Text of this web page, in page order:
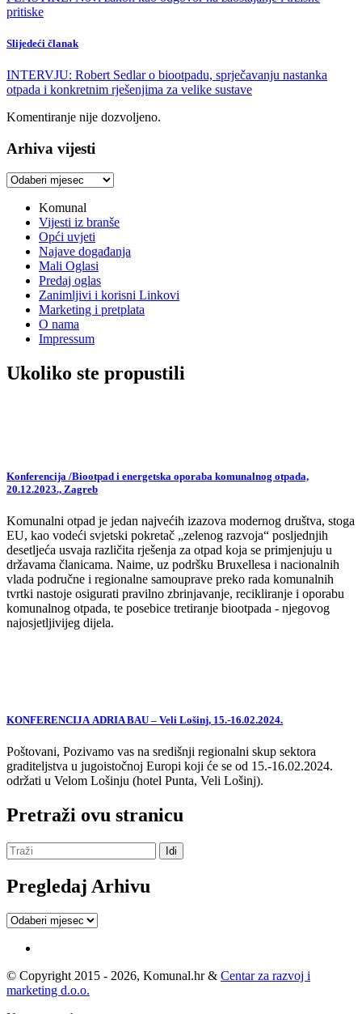
pritiske
Slijedeći članak
INTERVJU: Robert Sedlar o biootpadu, sprječavanju nastanka
otpada i konkretnim rješenjima za velike sustave
Komentiranje nije dozvoljeno.
Arhiva vijesti
Arhiva
Komunal
Vijesti iz branše
Opći uvjeti
Najave događanja
Mali Oglasi
Predaj oglas
Zanimljivi i korisni Linkovi
Marketing i pretplata
O nama
Impressum
Ukoliko ste propustili
Konferencija /Biootpad i energetska oporaba komunalnog otpada,
20.12.2023., Zagreb
Komunalni otpad je jedan najvećih izazova modernog društva, stoga
EU, kao vodeći svjetski pokretač „zelenog razvoja“ posljednjih
desetljeća usvaja različita rješenja za otpad koja se primjenjuju u
državama članicama. Naime, uz podršku Bruxellesa i nacionalnih
vlada područne i regionalne samouprave preko rada komunalnih
tvrtki nastoje osigurati pravilno zbrinjavanje, recikliranje i oporabu
komunalnog otpada, te posebice tretiranje biootpada - njegovog
najosjetljivijeg dijela.
KONFERENCIJA ADRIA BAU – Veli Lošinj, 15.-16.02.2024.
Poštovani, Pozivamo vas na središnji regionalni skup sektora
graditeljstva u jugoistočnoj Europi koji će se od 15.-16.02.2024.
održati u Velom Lošinju (hotel Punta, Veli Lošinj).
Pretraži ovu stranicu
Pregledaj Arhivu
Pregledaj
© Copyright 2015 - 2026, Komunal.hr & Centar za razvoj i
marketing d.o.o.